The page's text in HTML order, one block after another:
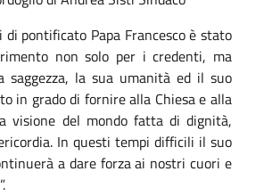
di pontificato Papa Francesco è stato
non solo per i credenti, ma
saggezza, la sua umanità ed il suo
in grado di fornire alla Chiesa e alla
visione del mondo fatta di dignità,
In questi tempi difficili il suo
a dare forza ai nostri cuori e